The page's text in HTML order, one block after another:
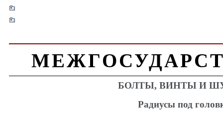
БОЛТЫ, ВИНТЫ И
Радиусы под